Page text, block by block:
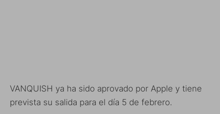
VANQUISH ya ha sido aprovado por Apple y tiene
prevista su salida para el día 5 de febrero.